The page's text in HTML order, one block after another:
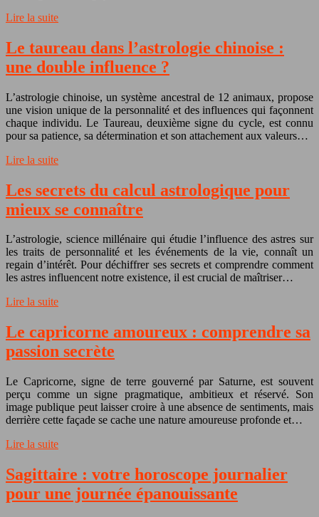
Lire la suite
Le taureau dans l’astrologie chinoise :
une double influence ?
L’astrologie chinoise, un système ancestral de 12 animaux, propose
une vision unique de la personnalité et des influences qui façonnent
chaque individu. Le Taureau, deuxième signe du cycle, est connu
pour sa patience, sa détermination et son attachement aux valeurs…
Lire la suite
Les secrets du calcul astrologique pour
mieux se connaître
L’astrologie, science millénaire qui étudie l’influence des astres sur
les traits de personnalité et les événements de la vie, connaît un
regain d’intérêt. Pour déchiffrer ses secrets et comprendre comment
les astres influencent notre existence, il est crucial de maîtriser…
Lire la suite
Le capricorne amoureux : comprendre sa
passion secrète
Le Capricorne, signe de terre gouverné par Saturne, est souvent
perçu comme un signe pragmatique, ambitieux et réservé. Son
image publique peut laisser croire à une absence de sentiments, mais
derrière cette façade se cache une nature amoureuse profonde et…
Lire la suite
Sagittaire : votre horoscope journalier
pour une journée épanouissante